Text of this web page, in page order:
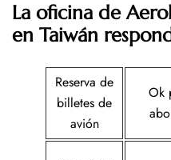
La oficina de
en Taiwán
Reserva de
billetes de
avión
Ok